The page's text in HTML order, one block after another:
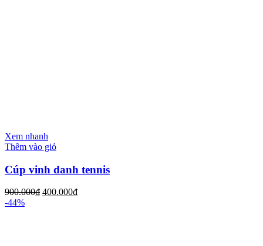
Xem nhanh
Thêm vào giỏ
Cúp vinh danh tennis
900.000₫ 400.000₫
-44%